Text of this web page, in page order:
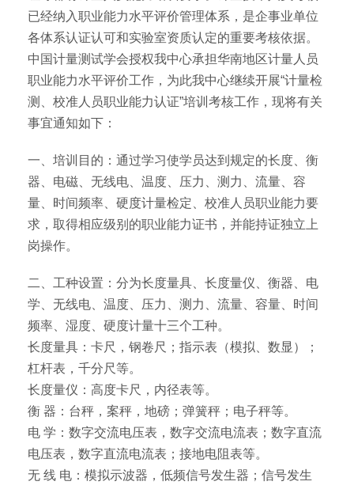
已经纳入职业能力水平评价管理体系，是企事业单位
各体系认证认可和实验室资质认定的重要考核依据。
中国计量测试学会授权我中心承担华南地区计量人员
职业能力水平评价工作，为此我中心继续开展“计量检
测、校准人员职业能力认证”培训考核工作，现将有关
事宜通知如下：
一、培训目的：通过学习使学员达到规定的长度、衡
器、电磁、无线电、温度、压力、测力、流量、容
量、时间频率、硬度计量检定、校准人员职业能力要
求，取得相应级别的职业能力证书，并能持证独立上
岗操作。
二、工种设置：分为长度量具、长度量仪、衡器、电
学、无线电、温度、压力、测力、流量、容量、时间
频率、湿度、硬度计量十三个工种。
长度量具：卡尺，钢卷尺；指示表（模拟、数显）；
杠杆表，千分尺等。
长度量仪：高度卡尺，内径表等。
衡 器：台秤，案秤，地磅；弹簧秤；电子秤等。
电 学：数字交流电压表，数字交流电流表；数字直流
电压表，数字直流电流表；接地电阻表等。
无 线 电：模拟示波器，低频信号发生器；信号发生